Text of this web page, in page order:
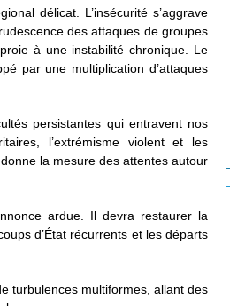
délicat. L’insécurité s’aggrave
des attaques de groupes
à une instabilité chronique. Le
par une multiplication d’attaques
persistantes qui entravent nos
l’extrémisme violent et les
la mesure des attentes autour
ardue. Il devra restaurer la
d’État récurrents et les départs
turbulences multiformes, allant des